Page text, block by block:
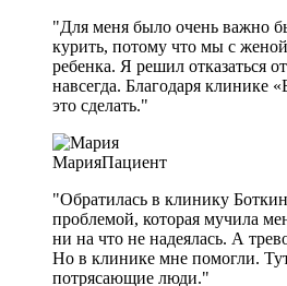
"Для меня было очень важно
курить, потому что мы с
ребенка. Я решил отказаться
навсегда. Благодаря клинике
это сделать."
МарияПациент
"Обратилась в клинику
проблемой, которая мучила
ни на что не надеялась. А
Но в клинике мне помогли.
потрясающие люди."